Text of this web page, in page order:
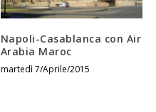
Napoli-Casablanca con Air
Arabia Maroc
martedì 7/Aprile/2015